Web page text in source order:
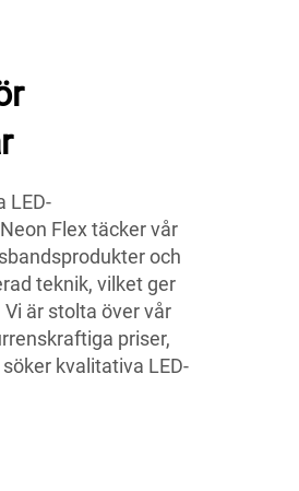
LED-
Flex täcker vår
och
teknik, vilket ger
är stolta över vår
priser,
kvalitativa LED-